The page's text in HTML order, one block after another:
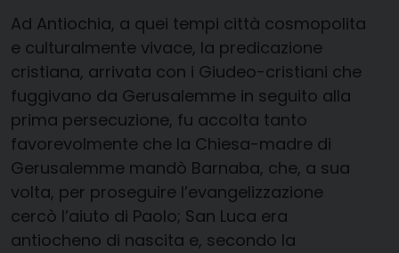
Ad Antiochia, a quei tempi città cosmopolita
e culturalmente vivace, la predicazione
cristiana, arrivata con i Giudeo-cristiani che
fuggivano da Gerusalemme in seguito alla
prima persecuzione, fu accolta tanto
favorevolmente che la Chiesa-madre di
Gerusalemme mandò Barnaba, che, a sua
volta, per proseguire l’evangelizzazione
cercò l’aiuto di Paolo; San Luca era
antiocheno di nascita e, secondo la